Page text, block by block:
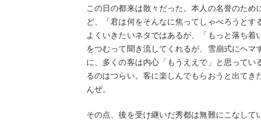
この日の都来は散々だった。本人の名誉のた
ど、「君は何をそんなに焦ってしゃべろうと
よくいきたいネタではあるが、「もっと落ち着
をつむって聞き流してくれるが、雪崩式にヘ
に、多くの客は内心「もうええで」と思って
るのはつらい。客に楽しんでもらおうと出て
んぜ。
その点、後を受け継いだ秀都は無難にこなし